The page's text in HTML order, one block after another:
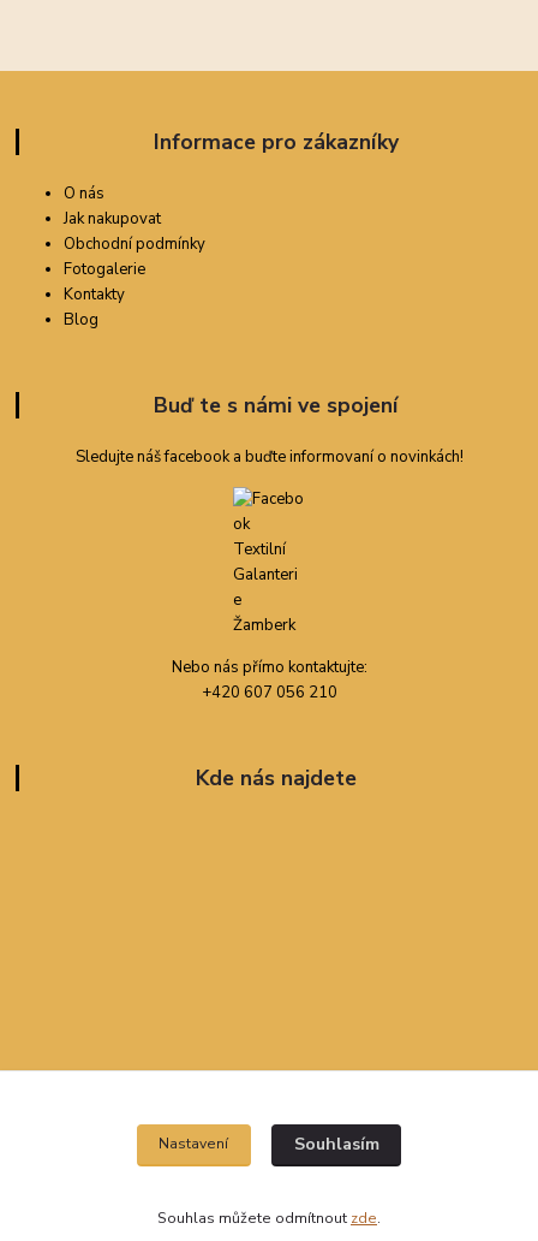
Informace pro zákazníky
O nás
Jak nakupovat
Obchodní podmínky
Fotogalerie
Kontakty
Blog
Buď te s námi ve spojení
Sledujte náš facebook a buďte informovaní o novinkách!
Nebo nás přímo kontaktujte:
+420 607 056 210
Kde nás najdete
Nastavení Souhlasím
Souhlas můžete odmítnout zde.